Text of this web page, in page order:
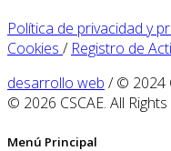
Política de privacidad y
Cookies / Registro de
desarrollo web / © 2024
© 2026 CSCAE. All
Menú Principal